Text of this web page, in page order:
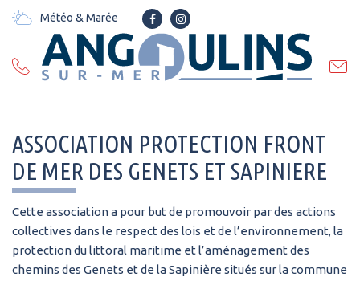
Météo & Marée
Lien
vers
compte
Lien
vers
le
compte
ASSOCIATION PROTECTION FRONT
DE MER DES GENETS ET SAPINIERE
Cette association a pour but de promouvoir par des actions
collectives dans le respect des lois et de l’environnement, la
protection du littoral maritime et l’aménagement des
chemins des Genets et de la Sapinière situés sur la commune